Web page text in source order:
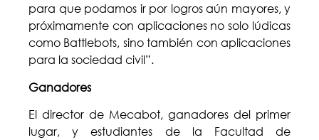
para que podamos ir por logros aún mayores, y
próximamente con aplicaciones no solo lúdicas
como Battlebots, sino también con aplicaciones
para la sociedad civil”.
Ganadores
El director de Mecabot, ganadores del primer
lugar, y estudiantes de la Facultad de